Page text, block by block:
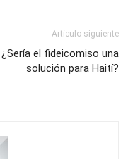
Artículo siguiente
¿Sería el fideicomiso una
solución para Haití?